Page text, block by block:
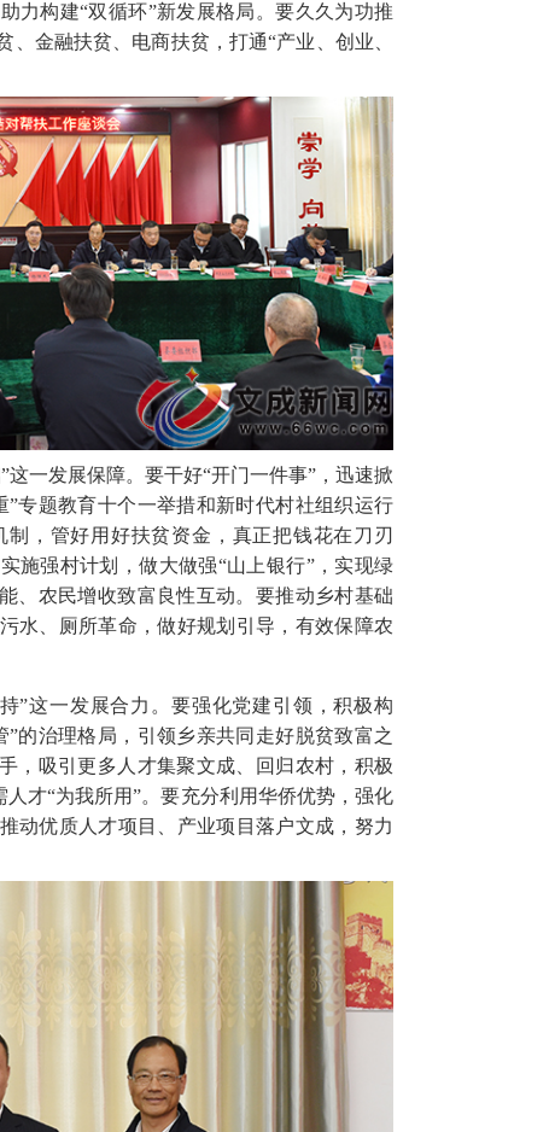
力构建“双循环”新发展格局。要久久为功推
金融扶贫、电商扶贫，打通“产业、创业、
一发展保障。要干好“开门一件事”，迅速掀
专题教育十个一举措和新时代村社组织运行
，管好用好扶贫资金，真正把钱花在刀刃
施强村计划，做大做强“山上银行”，实现绿
、农民增收致富良性互动。要推动乡村基础
水、厕所革命，做好规划引导，有效保障农
这一发展合力。要强化党建引领，积极构
的治理格局，引领乡亲共同走好脱贫致富之
，吸引更多人才集聚文成、回归农村，积极
才“为我所用”。要充分利用华侨优势，强化
动优质人才项目、产业项目落户文成，努力